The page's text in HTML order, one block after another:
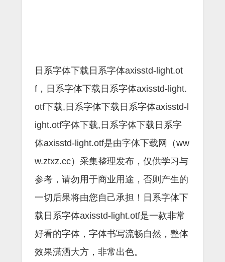
日系字体下载日系字体axisstd-light.ot
f，日系字体下载日系字体axisstd-light.
otf下载,日系字体下载日系字体axisstd-l
ight.otf字体下载,日系字体下载日系字
体axisstd-light.otf是由字体下载网（ww
w.ztxz.cc）采集整理发布，仅供学习与
参考，请勿用于商业用途，否则产生的
一切后果将由您自己承担！日系字体下
载日系字体axisstd-light.otf是一款非常
好看的字体，字体书写流畅自然，整体
效果潇洒大方，非常出色。